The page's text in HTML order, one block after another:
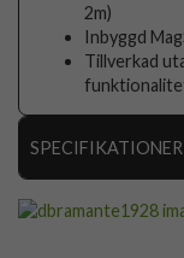
2m)
Inbyggd
Tillverkad
SPECIFIKATIONER